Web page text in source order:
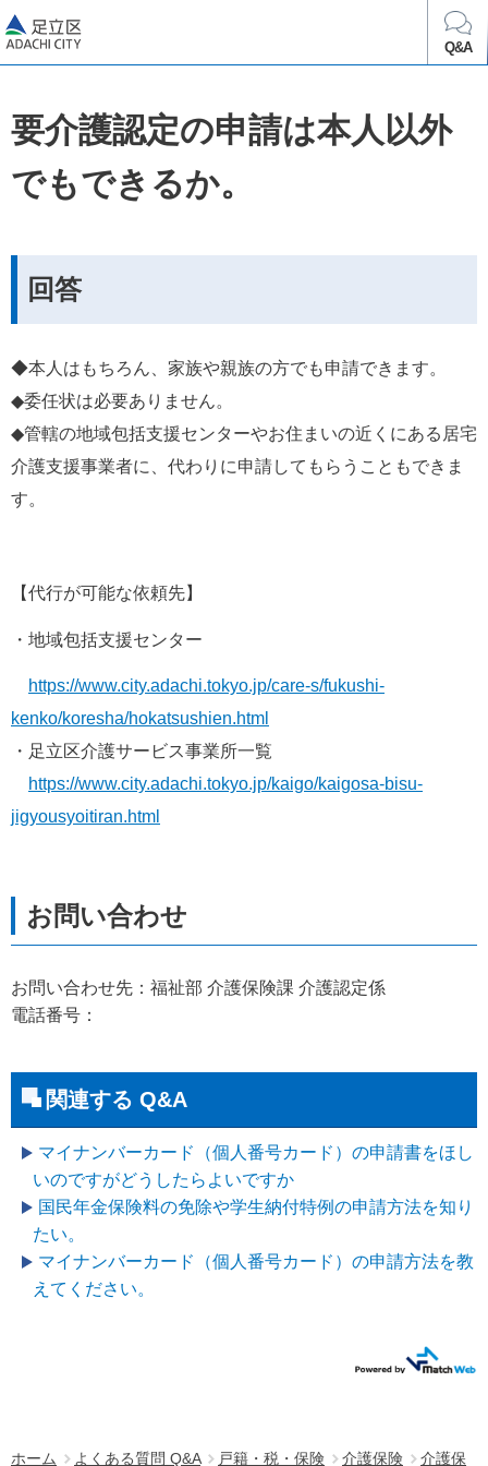
Q&A
ホーム よくある質問 Q&A 戸籍・税・保険 介護保険 介護保
要介護認定の申請は本人以外
でもできるか。
回答
◆本人はもちろん、家族や親族の方でも申請できます。
◆委任状は必要ありません。
◆管轄の地域包括支援センターやお住まいの近くにある居宅
介護支援事業者に、代わりに申請してもらうこともできま
す。
【代行が可能な依頼先】
・地域包括支援センター
https://www.city.adachi.tokyo.jp/care-s/fukushi-
kenko/koresha/hokatsushien.html
・足立区介護サービス事業所一覧
https://www.city.adachi.tokyo.jp/kaigo/kaigosa-bisu-
jigyousyoitiran.html
お問い合わせ先：福祉部 介護保険課 介護認定係
電話番号：
関連する Q&A
マイナンバーカード（個人番号カード）の申請書をほし
いのですがどうしたらよいですか
国民年金保険料の免除や学生納付特例の申請方法を知り
たい。
マイナンバーカード（個人番号カード）の申請方法を教
えてください。